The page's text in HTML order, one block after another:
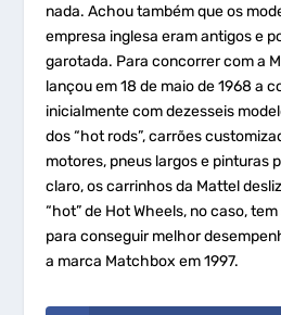
nada. Achou também que os
empresa inglesa eram antigos e
garotada. Para concorrer com a
lançou em 18 de maio de 1968 a
inicialmente com dezesseis
dos “hot rods”, carrões
motores, pneus largos e pinturas
claro, os carrinhos da Mattel
“hot” de Hot Wheels, no caso,
para conseguir melhor
a marca Matchbox em 1997.